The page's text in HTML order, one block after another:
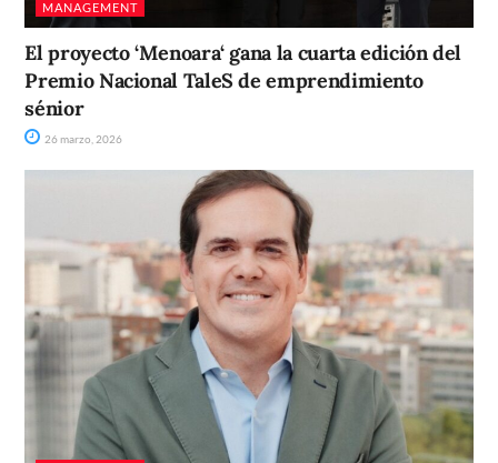
MANAGEMENT
El proyecto ‘Menoara‘ gana la cuarta edición del
Premio Nacional TaleS de emprendimiento
sénior
26 marzo, 2026